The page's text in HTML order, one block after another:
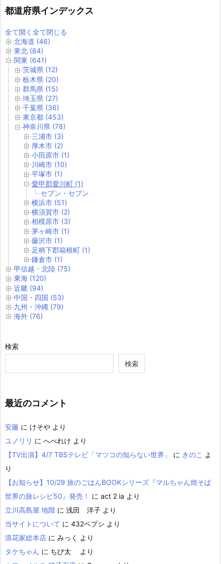
都道府県インデックス
全て開く 全て閉じる
北海道 (46)
東北 (84)
関東 (641)
茨城県 (12)
栃木県 (20)
群馬県 (15)
埼玉県 (27)
千葉県 (36)
東京都 (453)
神奈川県 (78)
三浦市 (3)
厚木市 (2)
小田原市 (1)
川崎市 (10)
平塚市 (1)
愛甲郡愛川町 (1)
セブン・セブン
横浜市 (51)
横須賀市 (2)
相模原市 (3)
茅ヶ崎市 (1)
藤沢市 (1)
足柄下郡箱根町 (1)
鎌倉市 (1)
甲信越・北陸 (75)
東海 (120)
近畿 (94)
中国・四国 (53)
九州・沖縄 (79)
海外 (76)
検索
検索
最近のコメント
安藤 に けそや より
ユノリリ に へべれけ より
【TV出演】4/7 TBSテレビ「マツコの知らない世界」
に きのこ よ
り
【お知らせ】10/29 旅のごはんBOOKシリーズ『マルちゃん焼そば
世界の旅レシピ50』発売！
に act 2 ia より
立川高島屋 地階 に 浅田 洋子 より
当サイトについて に 432ペプシ より
浪花家総本店 に みっく
より
タケちゃん に ちび太
より